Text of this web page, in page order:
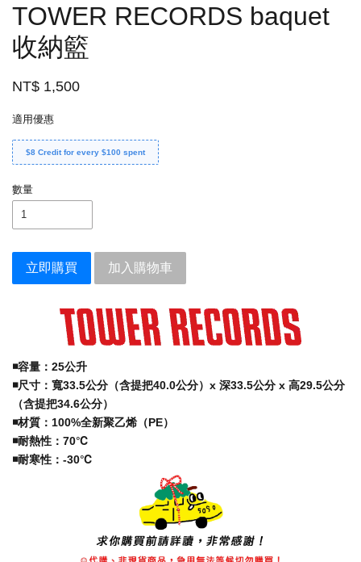
TOWER RECORDS baquet
收納籃
NT$ 1,500
適用優惠
$8 Credit for every $100 spent
數量
立即購買 加入購物車
◾️容量：25公升
◾️尺寸：寬33.5公分（含提把40.0公分）x 深33.5公分 x 高29.5公分
（含提把34.6公分）
◾️材質：100%全新聚乙烯（PE）
◾️耐熱性：70℃
◾️耐寒性：-30℃